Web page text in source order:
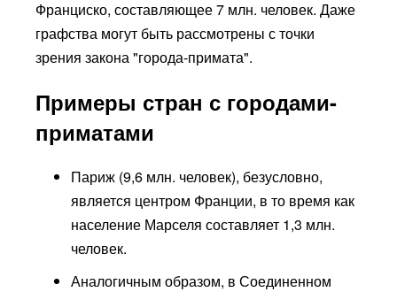
Франциско, составляющее 7 млн. человек. Даже
графства могут быть рассмотрены с точки
зрения закона "города-примата".
Примеры стран с городами-
приматами
Париж (9,6 млн. человек), безусловно,
является центром Франции, в то время как
население Марселя составляет 1,3 млн.
человек.
Аналогичным образом, в Соединенном